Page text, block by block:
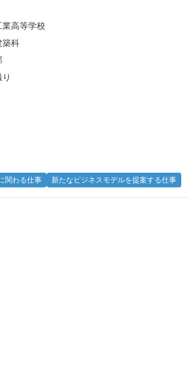
業高等学校
築科
関わる仕事 新たなビジネスモデルを提案する仕事